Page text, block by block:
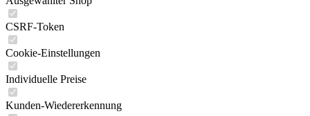
Cookie-Einstellungen
Individuelle Preise
Kunden-Wiedererkennung
Kundenspezifisches Caching